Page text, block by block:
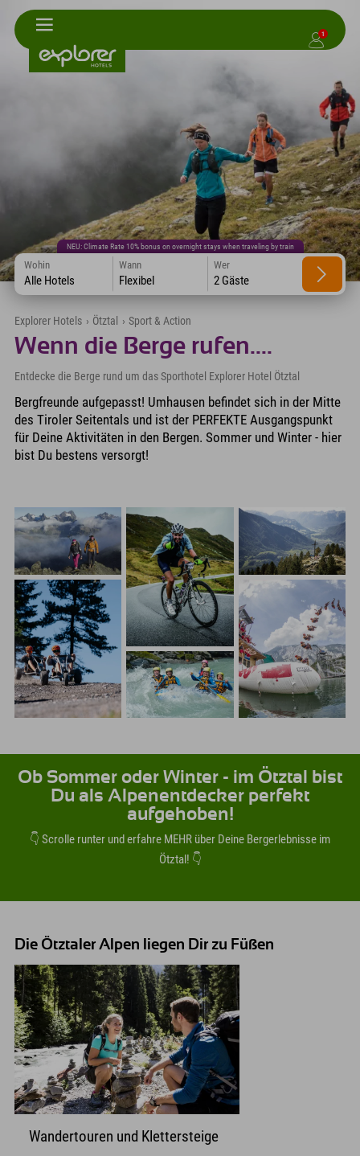
1
NEU: Climate Rate 10% bonus on overnight stays when traveling by train
Wohin
Alle Hotels
Wann
Flexibel
Wer
2 Gäste
Explorer Hotels › Ötztal › Sport & Action
Wenn die Berge rufen....
Entdecke die Berge rund um das Sporthotel Explorer Hotel Ötztal
Bergfreunde aufgepasst! Umhausen befindet sich in der Mitte
des Tiroler Seitentals und ist der PERFEKTE Ausgangspunkt
für Deine Aktivitäten in den Bergen. Sommer und Winter - hier
bist Du bestens versorgt!
Ob Sommer oder Winter - im Ötztal bist
Du als Alpenentdecker perfekt
aufgehoben!
👇 Scrolle runter und erfahre MEHR über Deine Bergerlebnisse im
Ötztal! 👇
Die Ötztaler Alpen liegen Dir zu Füßen
Wandertouren und Klettersteige